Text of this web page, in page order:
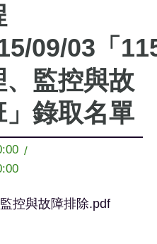
09/03「
監控與故
」錄取名單
/
控與故障排除.pdf